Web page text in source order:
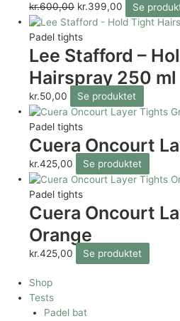
kr.600,00 kr.399,00 Se
Padel tights
Lee Stafford –
Hairspray 250 ml
kr.50,00 Se produktet
Padel tights
Cuera Oncourt
kr.425,00 Se produktet
Padel tights
Cuera Oncourt
Orange
kr.425,00 Se produktet
Shop
Tests
Padel bat